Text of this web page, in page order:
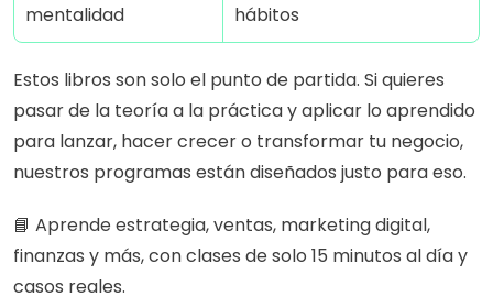
mentalidad
hábitos
Estos libros son solo el punto de partida. Si quieres
pasar de la teoría a la práctica y aplicar lo aprendido
para lanzar, hacer crecer o transformar tu negocio,
nuestros programas están diseñados justo para eso.
📘 Aprende estrategia, ventas, marketing digital,
finanzas y más, con clases de solo 15 minutos al día y
casos reales.